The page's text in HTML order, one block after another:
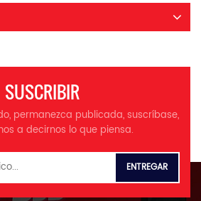
SUSCRIBIR
permanezca publicada, suscríbase,
a decirnos lo que piensa.